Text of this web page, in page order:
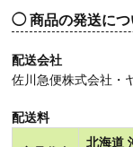
商品の発送につ
配送会社
佐川急便株式会社・
配送料
北海道